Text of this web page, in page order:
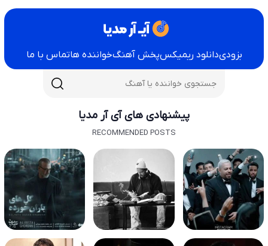
بزودیدانلود ریمیکسپخش آهنگخواننده هاتماس با ما
پیشنهادی های آی آر مدیا
RECOMMENDED POSTS